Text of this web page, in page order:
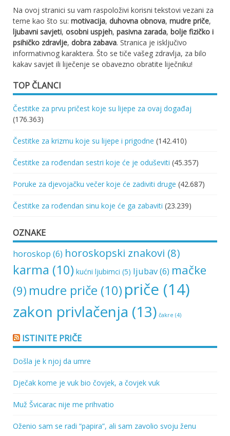
Na ovoj stranici su vam raspoloživi korisni tekstovi vezani za
teme kao što su: motivacija, duhovna obnova, mudre priče,
ljubavni savjeti, osobni uspjeh, pasivna zarada, bolje fizičko i
psihičko zdravlje, dobra zabava. Stranica je isključivo
informativnog karaktera. Što se tiče vašeg zdravlja, za bilo
kakav savjet ili liječenje se obavezno obratite liječniku!
TOP ČLANCI
Čestitke za prvu pričest koje su lijepe za ovaj događaj
(176.363)
Čestitke za krizmu koje su lijepe i prigodne (142.410)
Čestitke za rođendan sestri koje će je oduševiti (45.357)
Poruke za djevojačku večer koje će zadiviti druge (42.687)
Čestitke za rođendan sinu koje će ga zabaviti (23.239)
OZNAKE
horoskop (6) horoskopski znakovi (8)
karma (10) kućni ljubimci (5) ljubav(6) mačke
(9) mudre priče (10) priče (14)
zakon privlačenja (13) čakre (4)
ISTINITE PRIČE
Došla je k njoj da umre
Dječak kome je vuk bio čovjek, a čovjek vuk
Muž Švicarac nije me prihvatio
Oženio sam se radi “papira”, ali sam zavolio svoju ženu